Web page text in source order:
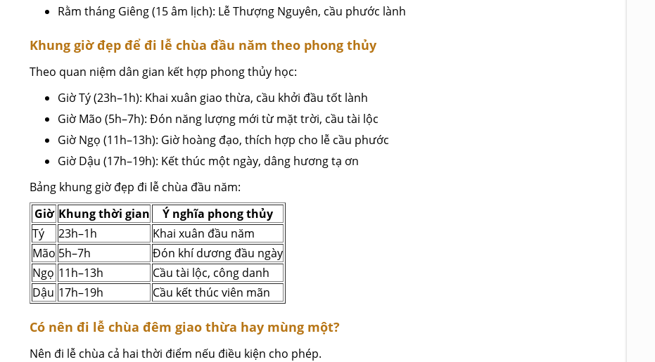
Rằm tháng Giêng (15 âm lịch): Lễ Thượng Nguyên, cầu phước lành
Khung giờ đẹp để đi lễ chùa đầu năm theo phong thủy
Theo quan niệm dân gian kết hợp phong thủy học:
Giờ Tý (23h–1h): Khai xuân giao thừa, cầu khởi đầu tốt lành
Giờ Mão (5h–7h): Đón năng lượng mới từ mặt trời, cầu tài lộc
Giờ Ngọ (11h–13h): Giờ hoàng đạo, thích hợp cho lễ cầu phước
Giờ Dậu (17h–19h): Kết thúc một ngày, dâng hương tạ ơn
Bảng khung giờ đẹp đi lễ chùa đầu năm:
Giờ Khung thời gian
Ý nghĩa phong thủy
Tý
23h–1h
Khai xuân đầu năm
Mão 5h–7h
Đón khí dương đầu ngày
Ngọ 11h–13h
Cầu tài lộc, công danh
Dậu 17h–19h Cầu kết thúc viên mãn
Có nên đi lễ chùa đêm giao thừa hay mùng một?
Nên đi lễ chùa cả hai thời điểm nếu điều kiện cho phép.